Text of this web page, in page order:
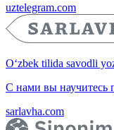
uztelegram.com
O‘zbek tilida savodli
С нами вы научитесь
sarlavha.com